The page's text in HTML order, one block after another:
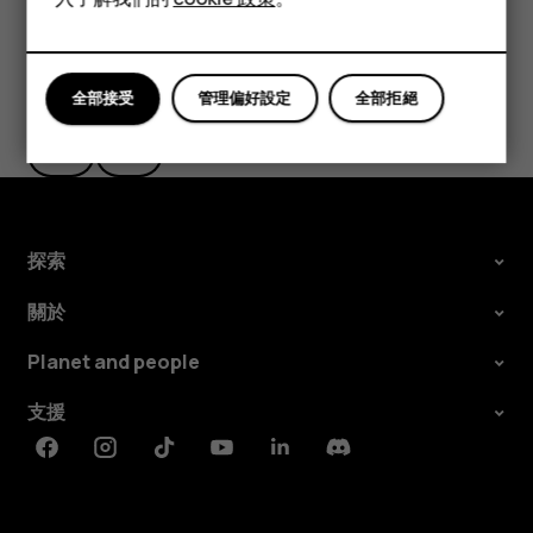
您認為這有幫助嗎？
探索
關於
Planet and people
支援
FacebookInstagramTiktokYoutubeLinkedinDiscord
全部拒絕
管理偏好設定
全部接受